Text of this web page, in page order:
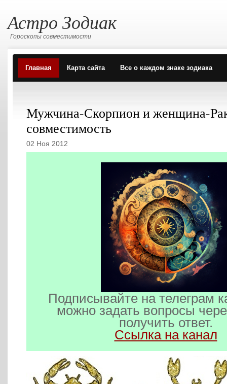
Астро Зодиак
Гороскопы совместимости
Главная Карта сайта Все о каждом знаке зодиака
Мужчина-Скорпион и женщина-
совместимость
02 Ноя 2012
Подписывайте на телеграм
можно задать вопросы
получить ответ.
Ссылка на канал